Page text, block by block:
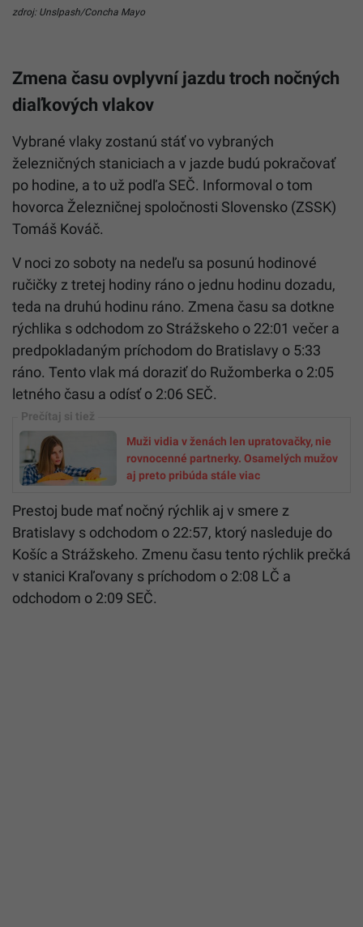
zdroj: Unslpash/Concha Mayo
Zmena času ovplyvní jazdu troch nočných
diaľkových vlakov
Vybrané vlaky zostanú stáť vo vybraných
železničných staniciach a v jazde budú pokračovať
po hodine, a to už podľa SEČ. Informoval o tom
hovorca Železničnej spoločnosti Slovensko (ZSSK)
Tomáš Kováč.
V noci zo soboty na nedeľu sa posunú hodinové
ručičky z tretej hodiny ráno o jednu hodinu dozadu,
teda na druhú hodinu ráno. Zmena času sa dotkne
rýchlika s odchodom zo Strážskeho o 22:01 večer a
predpokladaným príchodom do Bratislavy o 5:33
ráno. Tento vlak má doraziť do Ružomberka o 2:05
letného času a odísť o 2:06 SEČ.
Muži vidia v ženách len upratovačky, nie
rovnocenné partnerky. Osamelých mužov
aj preto pribúda stále viac
Prestoj bude mať nočný rýchlik aj v smere z
Bratislavy s odchodom o 22:57, ktorý nasleduje do
Košíc a Strážskeho. Zmenu času tento rýchlik prečká
v stanici Kraľovany s príchodom o 2:08 LČ a
odchodom o 2:09 SEČ.